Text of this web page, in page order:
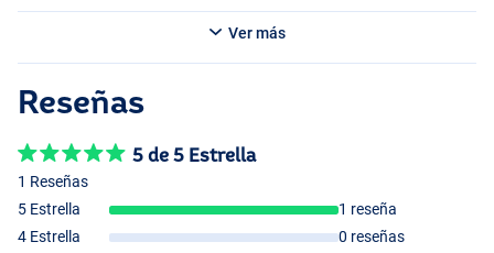
Ver más
Reseñas
5 de 5 Estrella
1 Reseñas
5 Estrella
1 reseña
4 Estrella
0 reseñas